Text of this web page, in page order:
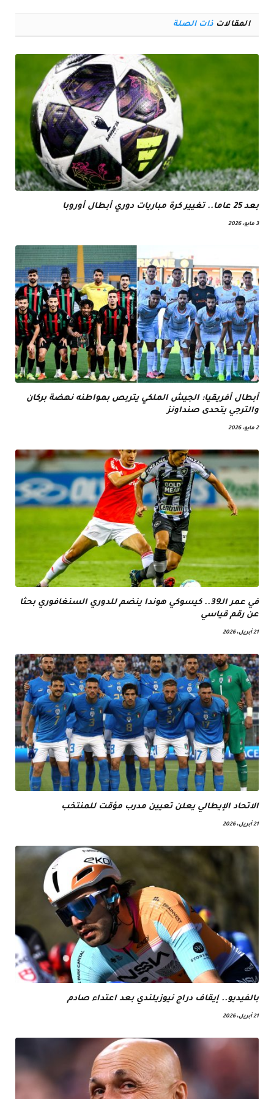
المقالات ذات الصلة
بعد 25 عاما.. تغيير كرة مباريات دوري أبطال أوروبا
3 مايو، 2026
أبطال أفريقيا: الجيش الملكي يتربص بمواطنه نهضة بركان
والترجي يتحدى صنداونز
2 مايو، 2026
في عمر الـ39.. كيسوكي هوندا ينضم للدوري السنغافوري بحثا
عن رقم قياسي
21 أبريل، 2026
الاتحاد الإيطالي يعلن تعيين مدرب مؤقت للمنتخب
21 أبريل، 2026
بالفيديو.. إيقاف دراج نيوزيلندي بعد اعتداء صادم
21 أبريل، 2026